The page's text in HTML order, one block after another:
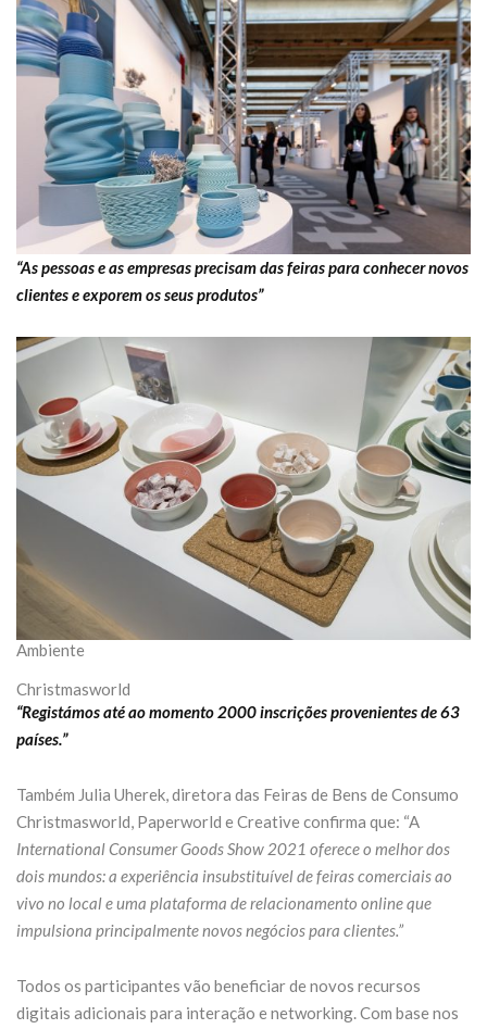
“As pessoas e as empresas precisam das feiras para conhecer novos
clientes e exporem os seus produtos”
Ambiente
Christmasworld
“Registámos até ao momento 2000 inscrições provenientes de 63
países.”
Também Julia Uherek, diretora das Feiras de Bens de Consumo
Christmasworld, Paperworld e Creative confirma que: “A
International Consumer Goods Show 2021 oferece o melhor dos
dois mundos: a experiência insubstituível de feiras comerciais ao
vivo no local e uma plataforma de relacionamento online que
impulsiona principalmente novos negócios para clientes.”
Todos os participantes vão beneficiar de novos recursos
digitais adicionais para interação e networking. Com base nos